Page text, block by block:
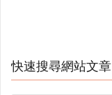
快速搜尋網站文章